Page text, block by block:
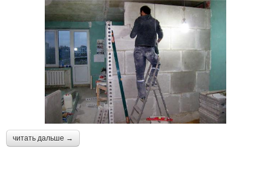
читать дальше →